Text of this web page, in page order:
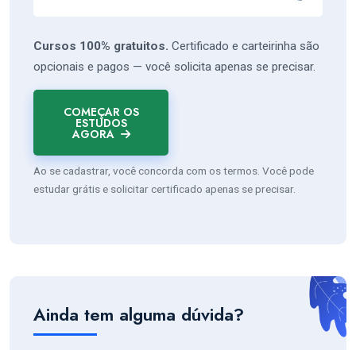
Cursos 100% gratuitos. Certificado e carteirinha são
opcionais e pagos — você solicita apenas se precisar.
COMEÇAR OS
ESTUDOS
AGORA
Ao se cadastrar, você concorda com os termos. Você pode
estudar grátis e solicitar certificado apenas se precisar.
Ainda tem alguma dúvida?